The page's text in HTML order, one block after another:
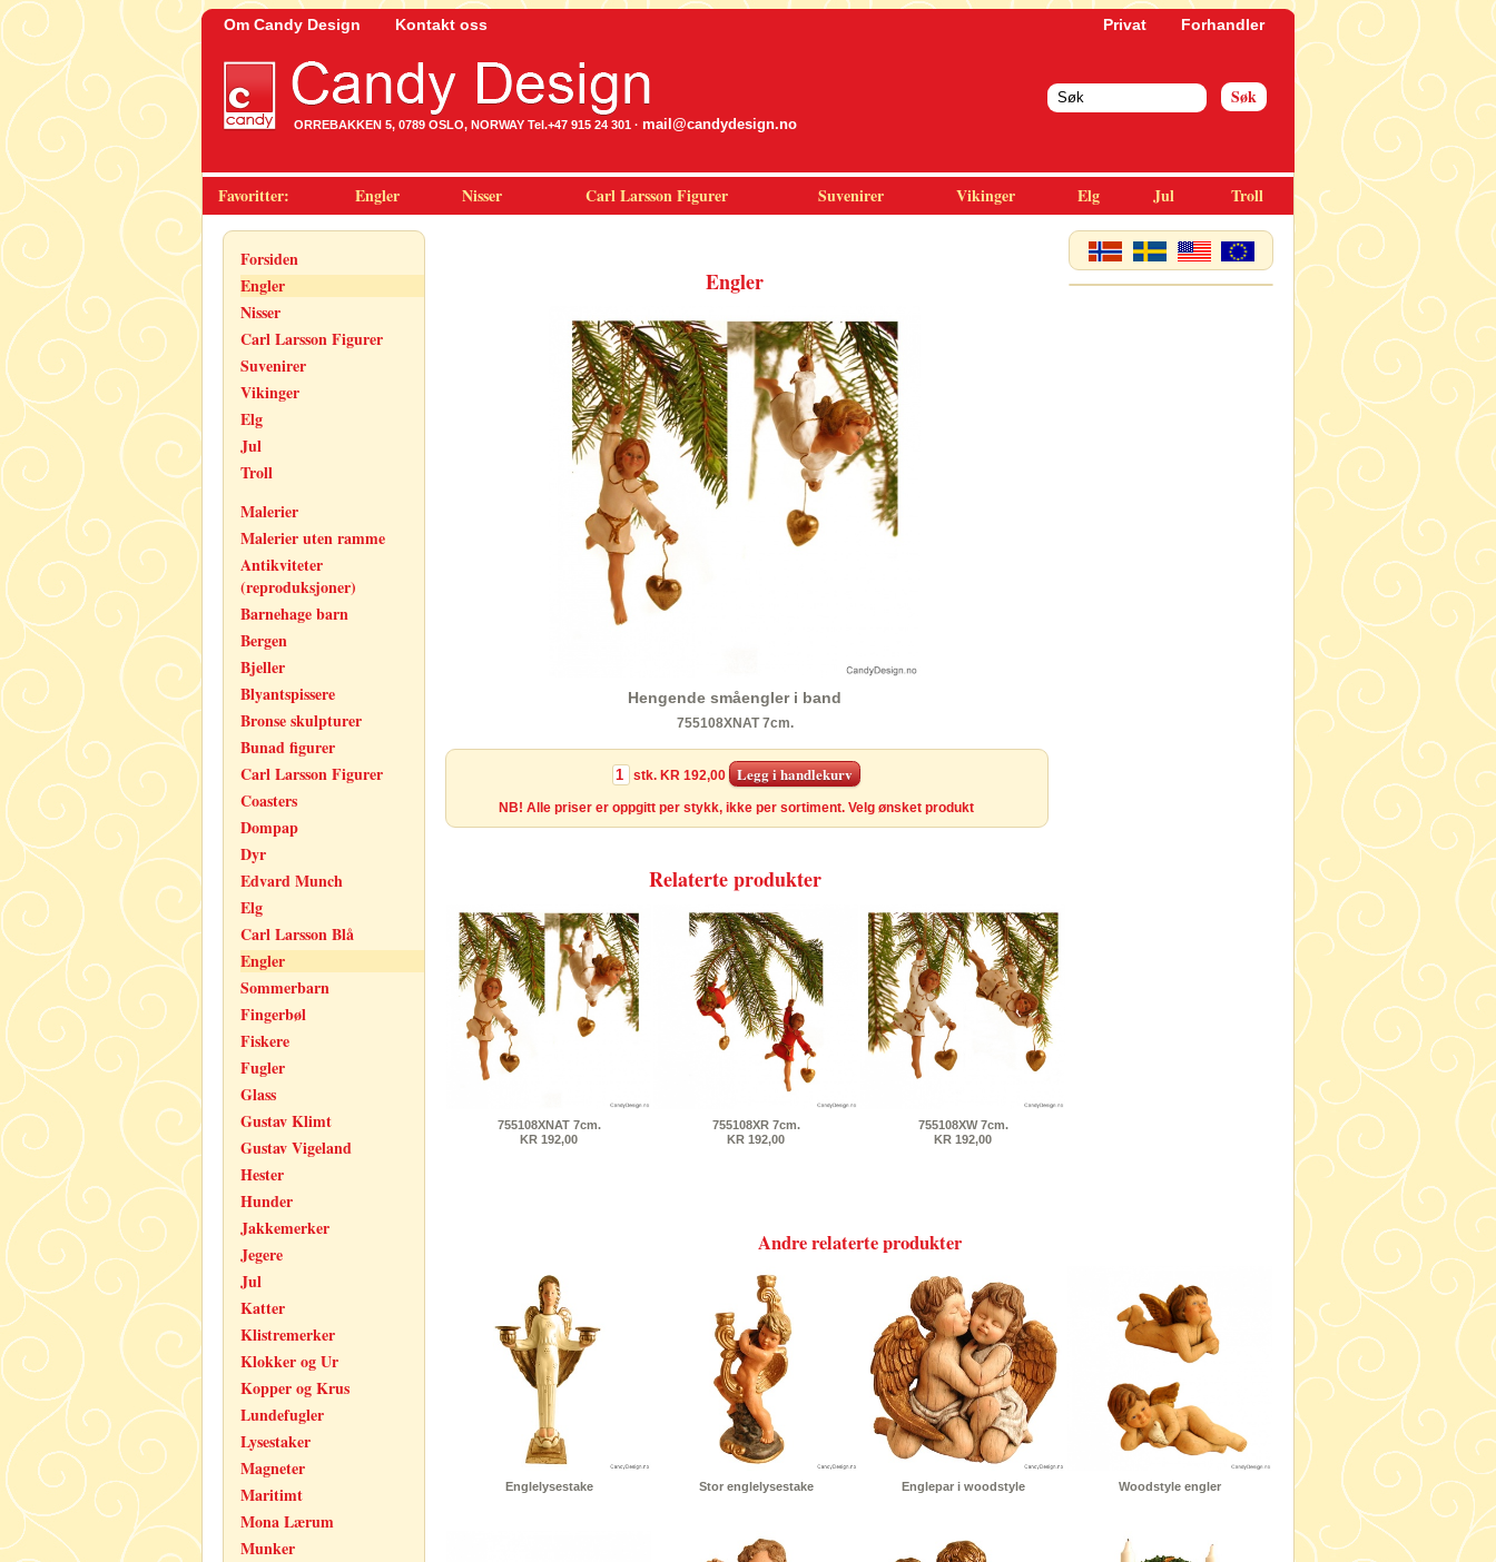
Om Candy Design Kontakt oss Privat Forhandler
ORREBAKKEN 5, 0789 OSLO, NORWAY Tel.+47 915 24 301 · mail@candydesign.no
Favoritter: Engler Nisser Carl Larsson Figurer Suvenirer Vikinger Elg Jul Troll
Forsiden
Engler
Nisser
Carl Larsson Figurer
Suvenirer
Vikinger
Elg
Jul
Troll
Malerier
Malerier uten ramme
Antikviteter
(reproduksjoner)
Barnehage barn
Bergen
Bjeller
Blyantspissere
Bronse skulpturer
Bunad figurer
Carl Larsson Figurer
Coasters
Dompap
Dyr
Edvard Munch
Elg
Carl Larsson Blå
Engler
Sommerbarn
Fingerbøl
Fiskere
Fugler
Glass
Gustav Klimt
Gustav Vigeland
Hester
Hunder
Jakkemerker
Jegere
Jul
Katter
Klistremerker
Klokker og Ur
Kopper og Krus
Lundefugler
Lysestaker
Magneter
Maritimt
Mona Lærum
Munker
Engler
Hengende småengler i band
755108XNAT 7cm.
stk. KR 192,00
NB! Alle priser er oppgitt per stykk, ikke per sortiment. Velg ønsket produkt
Relaterte produkter
755108XNAT 7cm.
KR 192,00
755108XR 7cm.
KR 192,00
755108XW 7cm.
KR 192,00
Andre relaterte produkter
Englelysestake Stor englelysestake Englepar i woodstyle Woodstyle engler